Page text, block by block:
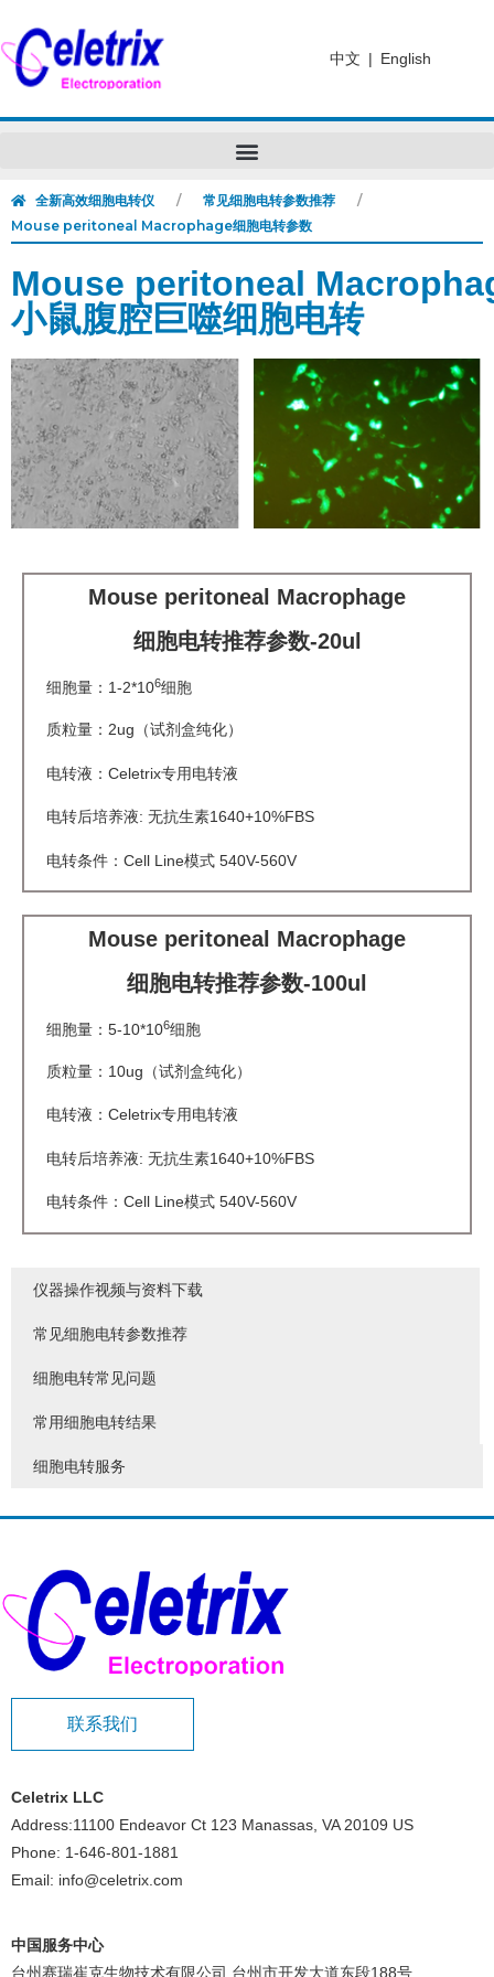
中文 | English
全新高效细胞电转仪
常见细胞电转参数推荐
Mouse peritoneal Macrophage细胞电转参数
Mouse peritoneal
小鼠腹腔巨噬细胞电转
Mouse peritoneal Macrophage
细胞电转推荐参数-20ul
细胞量：1-2*106细胞
质粒量：2ug（试剂盒纯化）
电转液：Celetrix专用电转液
电转后培养液: 无抗生素1640+10%FBS
电转条件：Cell Line模式 540V-560V
Mouse peritoneal Macrophage
细胞电转推荐参数-100ul
细胞量：5-10*106细胞
质粒量：10ug（试剂盒纯化）
电转液：Celetrix专用电转液
电转后培养液: 无抗生素1640+10%FBS
电转条件：Cell Line模式 540V-560V
仪器操作视频与资料下载
常见细胞电转参数推荐
细胞电转常见问题
常用细胞电转结果
细胞电转服务
联系我们
Celetrix LLC
Address:11100 Endeavor Ct 123 Manassas, VA 20109 US
Phone: 1-646-801-1881
Email: info@celetrix.com
中国服务中心
台州赛瑞崔克生物技术有限公司 台州市开发大道东段188号